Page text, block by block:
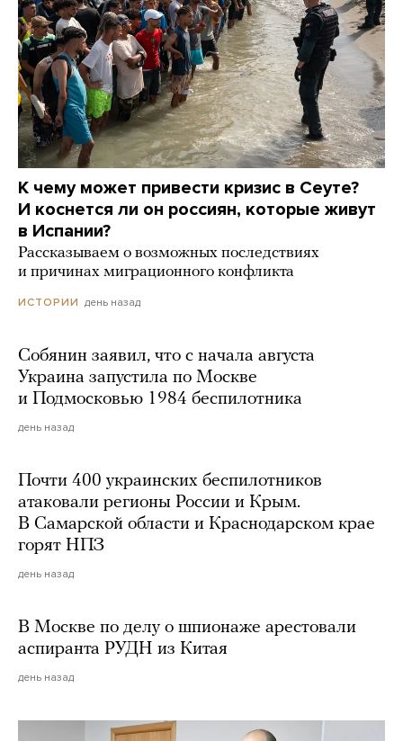
К чему может привести кризис в Сеуте?
И коснется ли он россиян, которые живут
в Испании?
Рассказываем о возможных последствиях
и причинах миграционного конфликта
ИСТОРИИ день назад
Собянин заявил, что с начала августа
Украина запустила по Москве
и Подмосковью 1984 беспилотника
день назад
Почти 400 украинских беспилотников
атаковали регионы России и Крым.
В Самарской области и Краснодарском крае
горят НПЗ
день назад
В Москве по делу о шпионаже арестовали
аспиранта РУДН из Китая
день назад